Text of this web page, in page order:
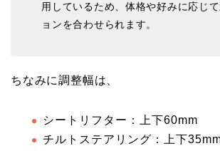
用しているため、体格や好みに応じ
ョンを合わせられます。
ちなみに調整幅は、
シートリフター：上下60mm
チルトステアリング：上下